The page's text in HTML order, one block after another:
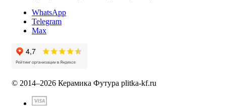
WhatsApp
Telegram
Max
© 2014–2026 Керамика Футура plitka-kf.ru